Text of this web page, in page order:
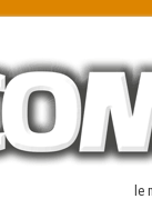
le